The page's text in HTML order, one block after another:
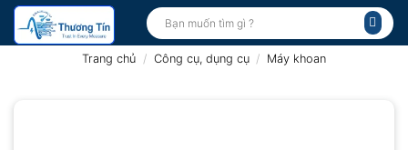
Bỏ
qua
Tìm
kiếm:
Trang chủ / Công cụ, dụng cụ / Máy khoan